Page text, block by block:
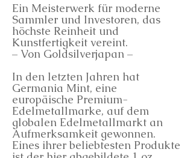
Ein Meisterwerk für moderne
Sammler und Investoren, das
höchste Reinheit und
Kunstfertigkeit vereint.
– Von Goldsilverjapan –
In den letzten Jahren hat
Germania Mint, eine
europäische Premium-
Edelmetallmarke, auf dem
globalen Edelmetallmarkt an
Aufmerksamkeit gewonnen.
Eines ihrer beliebtesten Produkte